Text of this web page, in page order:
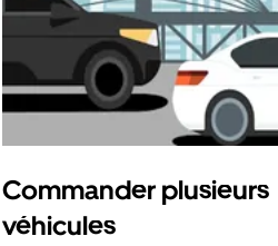
Commander plusieurs
véhicules